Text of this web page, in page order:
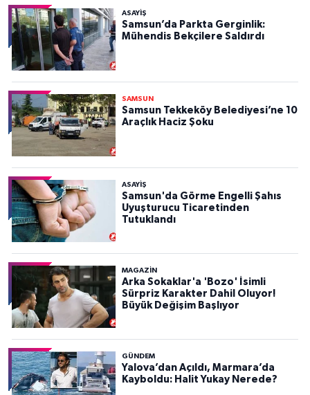
ASAYIŞ
Samsun’da Parkta Gerginlik:
Mühendis Bekçilere Saldırdı
SAMSUN
Samsun Tekkeköy Belediyesi’ne 10
Araçlık Haciz Şoku
ASAYIŞ
Samsun'da Görme Engelli Şahıs
Uyuşturucu Ticaretinden
Tutuklandı
MAGAZİN
Arka Sokaklar'a 'Bozo' İsimli
Sürpriz Karakter Dahil Oluyor!
Büyük Değişim Başlıyor
GÜNDEM
Yalova’dan Açıldı, Marmara’da
Kayboldu: Halit Yukay Nerede?